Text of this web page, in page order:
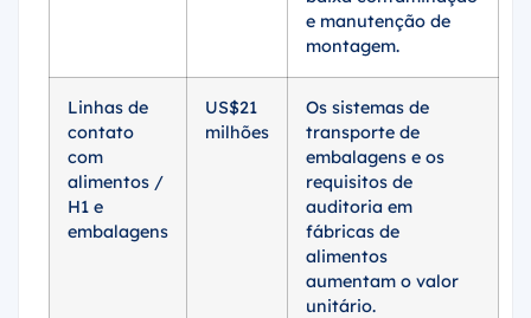
e manutenção de
montagem.
Linhas de
contato
com
alimentos /
H1 e
embalagens
US$21
milhões
Os sistemas de
transporte de
embalagens e os
requisitos de
auditoria em
fábricas de
alimentos
aumentam o valor
unitário.